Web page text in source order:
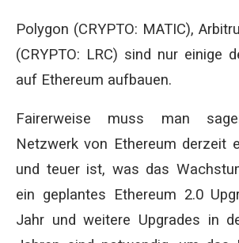
Polygon (CRYPTO: MATIC),
(CRYPTO: LRC) sind nur einige
auf Ethereum aufbauen.
Fairerweise muss man
Netzwerk von Ethereum derzeit
und teuer ist, was das
ein geplantes Ethereum 2.0
Jahr und weitere Upgrades in